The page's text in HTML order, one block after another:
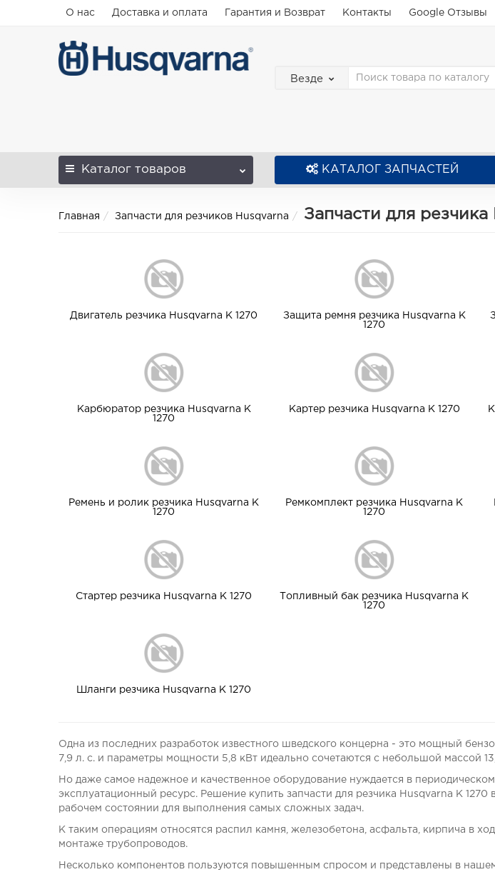
О нас Доставка и оплата Гарантия и Возврат Контакты Google Отзывы
Везде
Каталог товаров КАТАЛОГ ЗАПЧАСТЕЙ
Главная Запчасти для резчиков Husqvarna Запчасти для резчика
Двигатель резчика Husqvarna K 1270
Защита ремня резчика Husqvarna K
1270
Карбюратор резчика Husqvarna K
1270
Картер резчика Husqvarna K 1270
Ремень и ролик резчика Husqvarna K
1270
Ремкомплект резчика Husqvarna K
1270
Стартер резчика Husqvarna K 1270
Топливный бак резчика Husqvarna K
1270
Шланги резчика Husqvarna K 1270
Одна из последних разработок известного шведского концерна - это мощный
7,9 л. с. и параметры мощности 5,8 кВт идеально сочетаются с небольшой массой
Но даже самое надежное и качественное оборудование нуждается в
эксплуатационный ресурс. Решение купить запчасти для резчика Husqvarna K
рабочем состоянии для выполнения самых сложных задач.
К таким операциям относятся распил камня, железобетона, асфальта, кирпича в
монтаже трубопроводов.
Несколько компонентов пользуются повышенным спросом и представлены в